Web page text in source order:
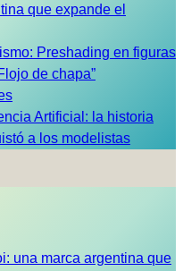
que expande el
Preshading en figuras
de chapa”
Artificial: la historia
a los modelistas
una marca argentina que